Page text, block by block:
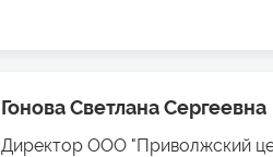
Гонова Светлана Сергеевна
Директор ООО "Приволжский